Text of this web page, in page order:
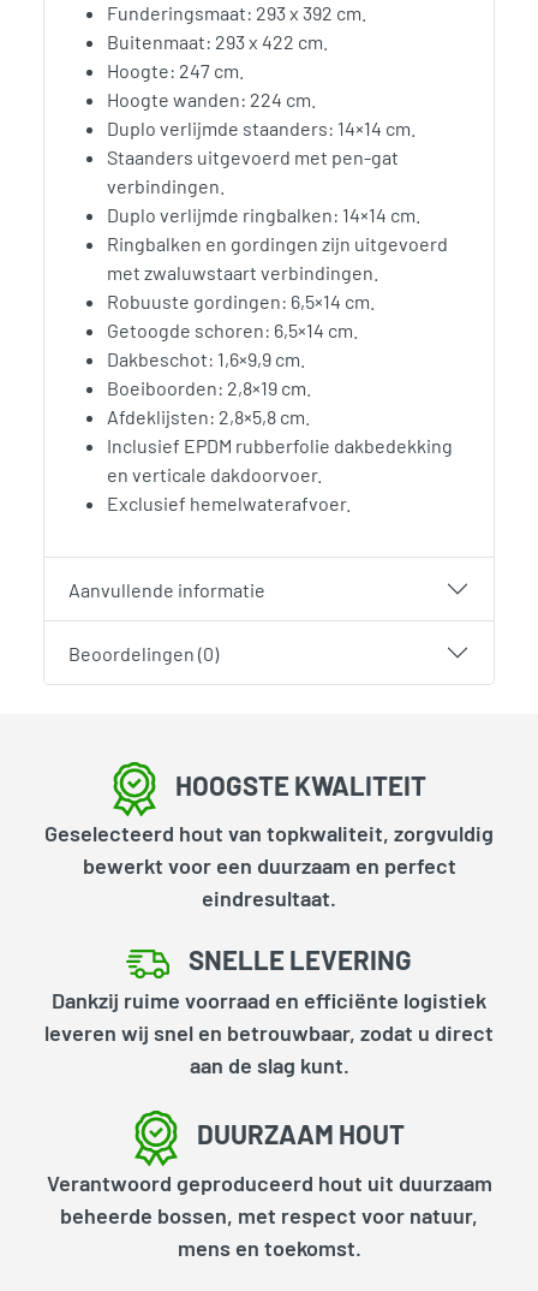
Funderingsmaat: 293 x 392 cm.
Buitenmaat: 293 x 422 cm.
Hoogte: 247 cm.
Hoogte wanden: 224 cm.
Duplo verlijmde staanders: 14×14 cm.
Staanders uitgevoerd met pen-gat
verbindingen.
Duplo verlijmde ringbalken: 14×14 cm.
Ringbalken en gordingen zijn uitgevoerd
met zwaluwstaart verbindingen.
Robuuste gordingen: 6,5×14 cm.
Getoogde schoren: 6,5×14 cm.
Dakbeschot: 1,6×9,9 cm.
Boeiboorden: 2,8×19 cm.
Afdeklijsten: 2,8×5,8 cm.
Inclusief EPDM rubberfolie dakbedekking
en verticale dakdoorvoer.
Exclusief hemelwaterafvoer.
Aanvullende informatie
Beoordelingen (0)
HOOGSTE KWALITEIT
Geselecteerd hout van topkwaliteit, zorgvuldig
bewerkt voor een duurzaam en perfect
eindresultaat.
SNELLE LEVERING
Dankzij ruime voorraad en efficiënte logistiek
leveren wij snel en betrouwbaar, zodat u direct
aan de slag kunt.
DUURZAAM HOUT
Verantwoord geproduceerd hout uit duurzaam
beheerde bossen, met respect voor natuur,
mens en toekomst.